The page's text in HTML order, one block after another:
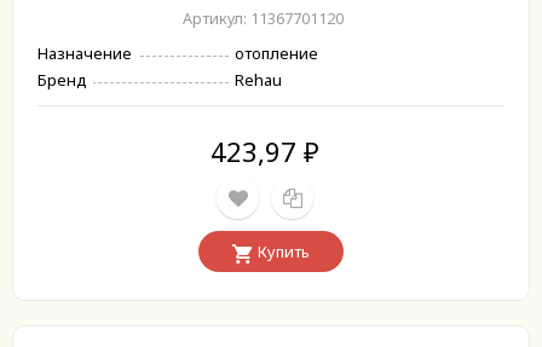
Артикул: 11367701120
Назначение
отопление
Бренд
Rehau
423,97 ₽
Купить